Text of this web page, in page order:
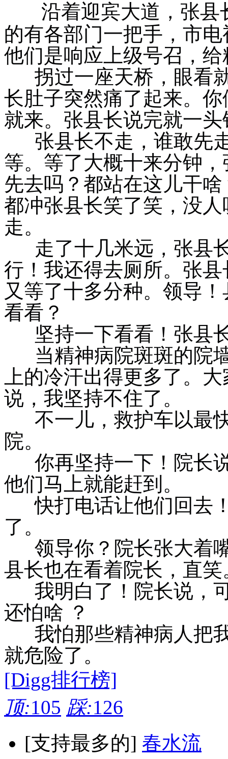
沿着迎宾大道，张
的有各部门一把手，市
他们是响应上级号召，
拐过一座天桥，眼看
长肚子突然痛了起来。
就来。张县长说完就一
张县长不走，谁敢先
等。等了大概十来分钟
先去吗？都站在这儿干
都冲张县长笑了笑，没
走。
走了十几米远，张县
行！我还得去厕所。张
又等了十多分种。领导
看看？
坚持一下看看！张县
当精神病院斑斑的院
上的冷汗出得更多了。
说，我坚持不住了。
不一儿，救护车以最
院。
你再坚持一下！院长
他们马上就能赶到。
快打电话让他们回去
了。
领导你？院长张大着
县长也在看着院长，直笑
我明白了！院长说，
还怕啥 ？
我怕那些精神病人把
就危险了。
[Digg排行榜]
顶:105 踩:126
[支持最多的] 春水流